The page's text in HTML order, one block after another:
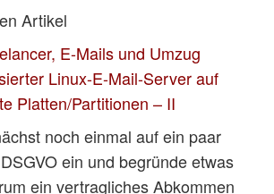
Artikel
E-Mails und Umzug
Linux-E-Mail-Server auf
Platten/Partitionen – II
noch einmal auf ein paar
ein und begründe etwas
ein vertragliches Abkommen